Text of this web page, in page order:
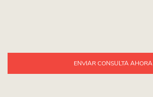
ENVIAR CONSULTA AHORA